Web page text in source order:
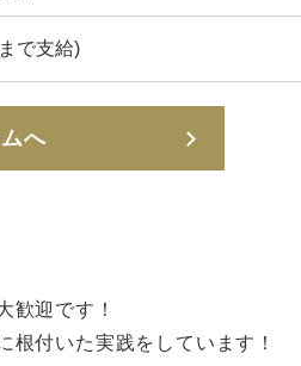
で支給)
へ
歓迎です！
根付いた実践をしています！